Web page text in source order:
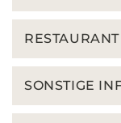
SONSTIGE